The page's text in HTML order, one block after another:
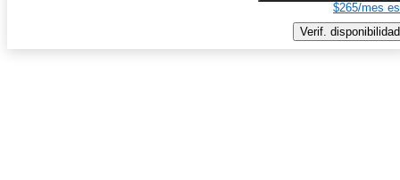
$265/mes
Verif. disponibilidad